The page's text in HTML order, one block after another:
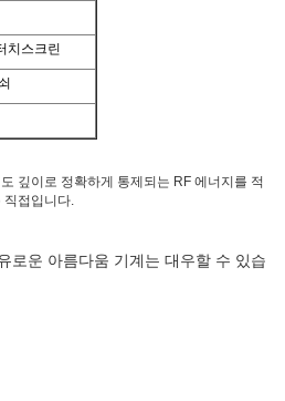
치스크린
깊이로 정확하게 통제되는 RF 에너지를 적
직접입니다.
로운 아름다움 기계는 대우할 수 있습